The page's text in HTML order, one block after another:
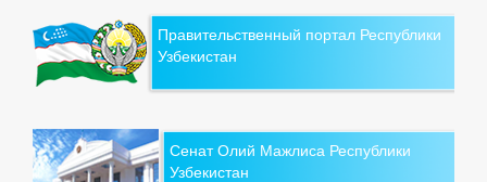
Правительственный портал Республики
Узбекистан
Сенат Олий Мажлиса Республики
Узбекистан